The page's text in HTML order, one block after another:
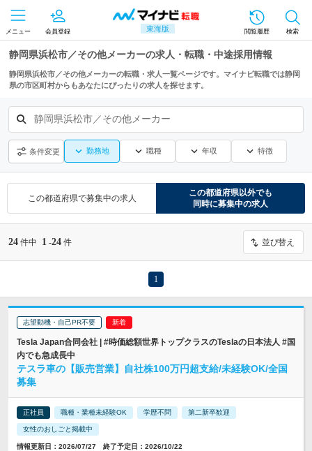
東海版
メニュー 会員登録 閲覧履歴 検索
静岡県浜松市／その他メーカーの求人・転職・中途採用情報
静岡県浜松市／その他メーカーの転職・求人一覧ページです。マイナビ転職では静岡
県の市区町村からもあなたにぴったりの求人を探せます。
静岡県浜松市／その他メーカー
条件変更 勤務地 職種 年収 特徴
この都道府県で募集中の求人
この都道府県以外でも
同時に募集中の求人
24 件中 1 -24 件 並び替え
1
志望動機・自己PR不要
Tesla Japan合同会社 | #時価総額世界トップクラスのTeslaの日本法人 #国
内でも急成長中
テスラ車の【販売営業】自社株100万円超支給/未経験OK/全国
募集
正社員 職種・業種未経験OK 学歴不問 第二新卒歓迎
女性のおしごと掲載中
情報更新日：2026/07/27 終了予定日：2026/10/22